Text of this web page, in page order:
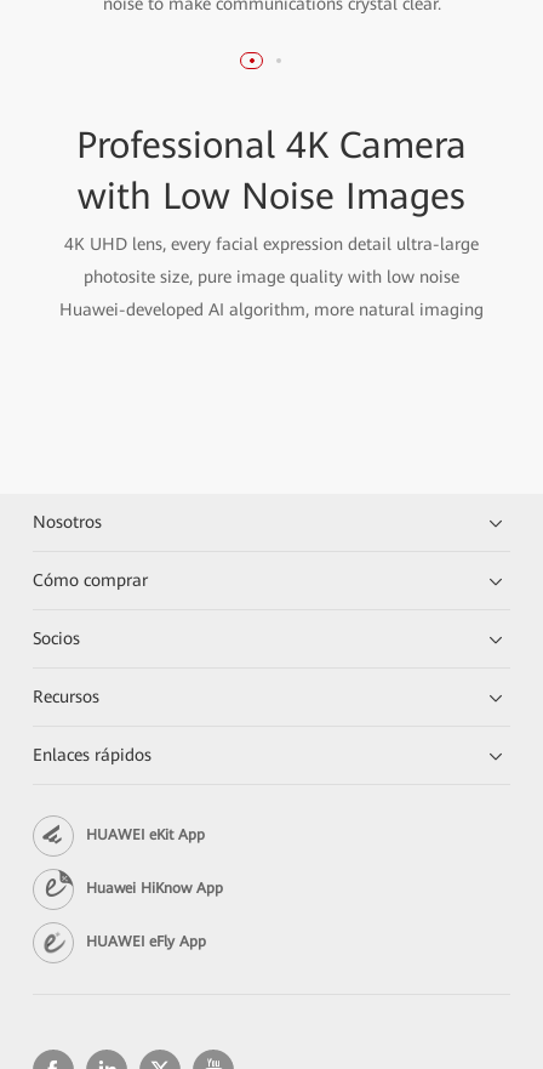
Professional 4K Camera
with Low Noise Images
4K UHD lens, every facial expression detail ultra-large
photosite size, pure image quality with low noise
Huawei-developed AI algorithm, more natural imaging
Nosotros
Cómo comprar
Socios
Recursos
Enlaces rápidos
HUAWEI eKit App
Huawei HiKnow App
HUAWEI eFly App